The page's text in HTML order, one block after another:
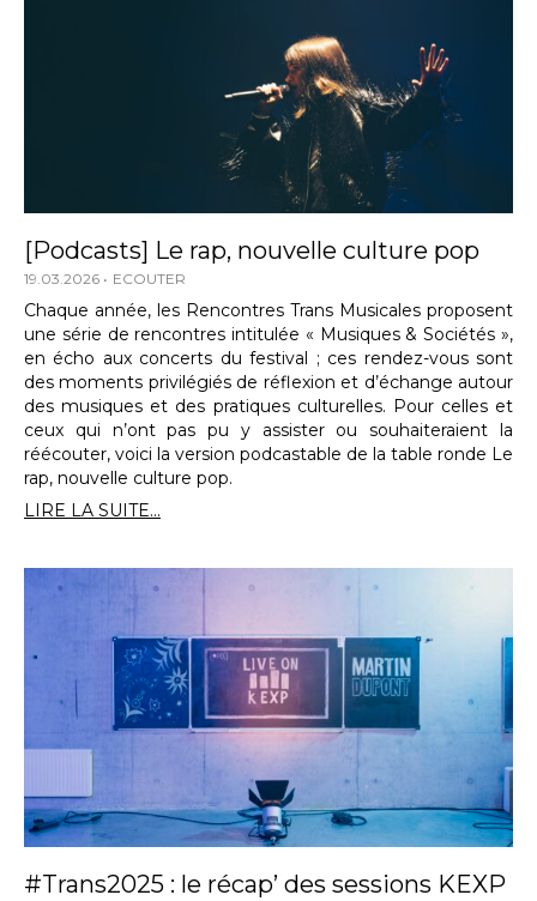
[Podcasts] Le rap, nouvelle culture pop
19.03.2026 ECOUTER
Chaque année, les Rencontres Trans Musicales proposent
une série de rencontres intitulée « Musiques & Sociétés »,
en écho aux concerts du festival ; ces rendez-vous sont
des moments privilégiés de réflexion et d’échange autour
des musiques et des pratiques culturelles. Pour celles et
ceux qui n’ont pas pu y assister ou souhaiteraient la
réécouter, voici la version podcastable de la table ronde Le
rap, nouvelle culture pop.
LIRE LA SUITE...
#Trans2025 : le récap’ des sessions KEXP